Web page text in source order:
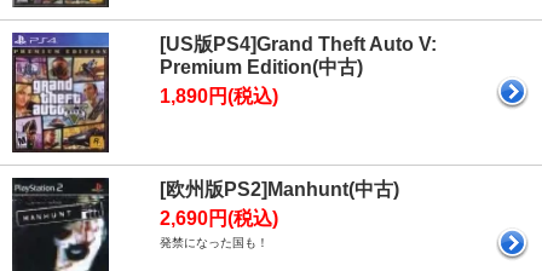
[US版PS4]Grand Theft Auto V:
Premium Edition(中古)
1,890円(税込)
[欧州版PS2]Manhunt(中古)
2,690円(税込)
発禁になった国も！